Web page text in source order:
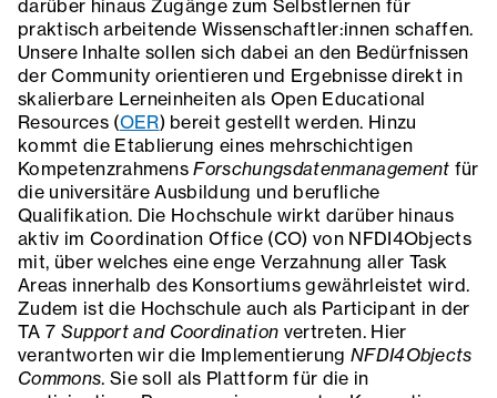
darüber hinaus Zugänge zum Selbstlernen für
praktisch arbeitende Wissenschaftler:innen schaffen.
Unsere Inhalte sollen sich dabei an den Bedürfnissen
der Community orientieren und Ergebnisse direkt in
skalierbare Lerneinheiten als Open Educational
Resources (OER) bereit gestellt werden. Hinzu
kommt die Etablierung eines mehrschichtigen
KompetenzrahmensForschungsdatenmanagement für
die universitäre Ausbildung und berufliche
Qualifikation. Die Hochschule wirkt darüber hinaus
aktiv im Coordination Office (CO) von NFDI4Objects
mit, über welches eine enge Verzahnung aller Task
Areas innerhalb des Konsortiums gewährleistet wird.
Zudem ist die Hochschule auch als Participant in der
TA 7 Support and Coordination vertreten. Hier
verantworten wir die Implementierung NFDI4Objects
Commons. Sie soll als Plattform für die in